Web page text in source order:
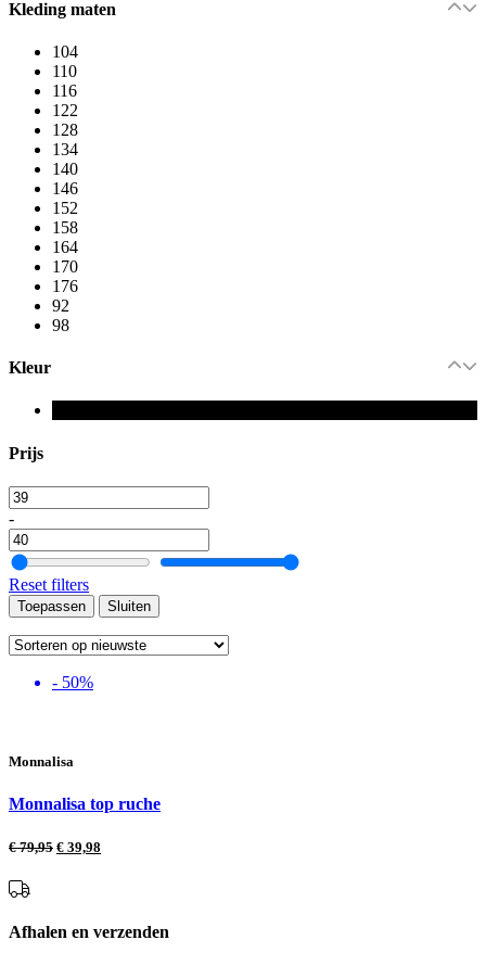
Kleding maten
104
110
116
122
128
134
140
146
152
158
164
170
176
92
98
Kleur
Prijs
-
Reset filters
Toepassen Sluiten
- 50%
Monnalisa
Monnalisa top ruche
€79,95 € 39,98
Afhalen en verzenden